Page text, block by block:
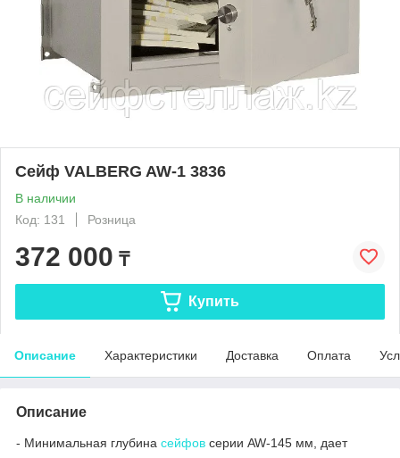
Сейф VALBERG AW-1 3836
В наличии
Код: 131
Розница
372 000 ₸
Купить
Описание Характеристики Доставка Оплата
Описание
- Минимальная глубина сейфов серии AW-145 мм, дает